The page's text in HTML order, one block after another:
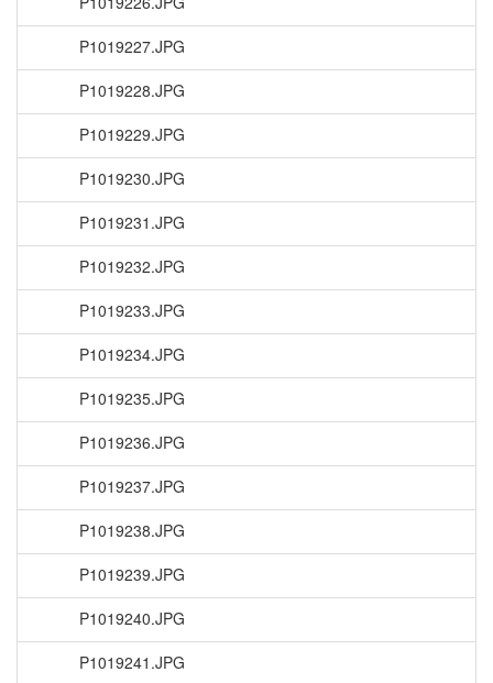
P1019227.JPG
P1019228.JPG
P1019229.JPG
P1019230.JPG
P1019231.JPG
P1019232.JPG
P1019233.JPG
P1019234.JPG
P1019235.JPG
P1019236.JPG
P1019237.JPG
P1019238.JPG
P1019239.JPG
P1019240.JPG
P1019241.JPG